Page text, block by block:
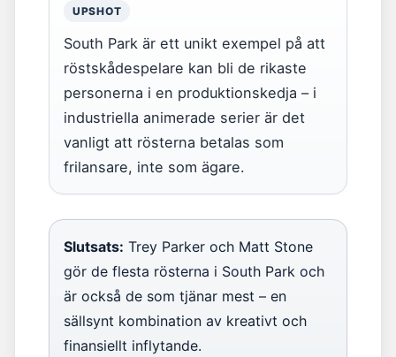
UPSHOT
South Park är ett unikt exempel på att
röstskådespelare kan bli de rikaste
personerna i en produktionskedja – i
industriella animerade serier är det
vanligt att rösterna betalas som
frilansare, inte som ägare.
Slutsats: Trey Parker och Matt Stone
gör de flesta rösterna i South Park och
är också de som tjänar mest – en
sällsynt kombination av kreativt och
finansiellt inflytande.